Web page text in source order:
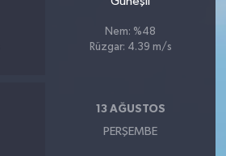
Nem: %48
Rüzgar: 4.39 m/s
13 AĞUSTOS
PERŞEMBE